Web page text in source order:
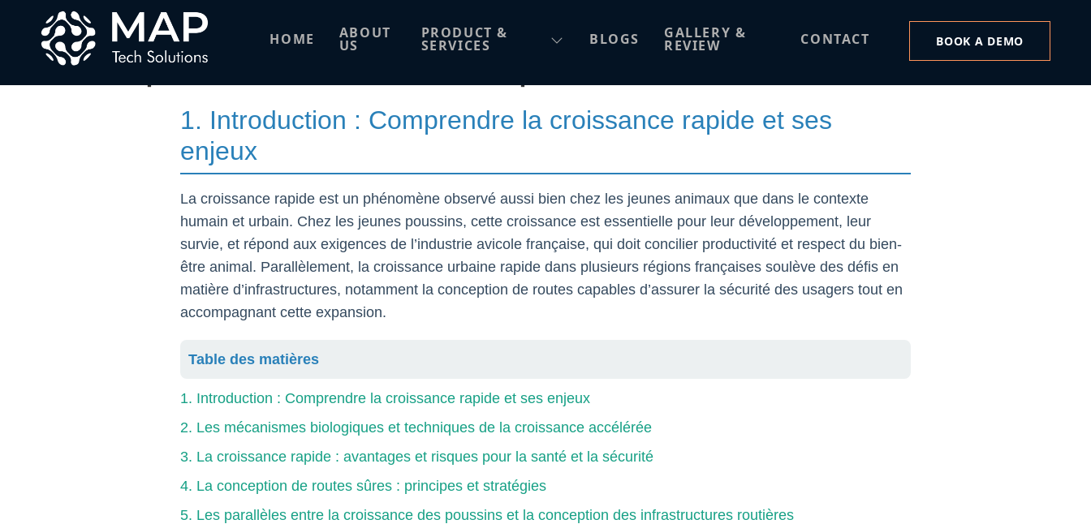
HOME ABOUT
US
PRODUCT &
SERVICES BLOGS GALLERY &
REVIEW CONTACT BOOK A DEMO
L’importance de la croissance rapide chez les poussins et
ses parallèles avec la conception de routes sûres
1. Introduction : Comprendre la croissance rapide et ses
enjeux
La croissance rapide est un phénomène observé aussi bien chez les jeunes animaux que dans le contexte
humain et urbain. Chez les jeunes poussins, cette croissance est essentielle pour leur développement, leur
survie, et répond aux exigences de l’industrie avicole française, qui doit concilier productivité et respect du bien-
être animal. Parallèlement, la croissance urbaine rapide dans plusieurs régions françaises soulève des défis en
matière d’infrastructures, notamment la conception de routes capables d’assurer la sécurité des usagers tout en
accompagnant cette expansion.
Table des matières
1. Introduction : Comprendre la croissance rapide et ses enjeux
2. Les mécanismes biologiques et techniques de la croissance accélérée
3. La croissance rapide : avantages et risques pour la santé et la sécurité
4. La conception de routes sûres : principes et stratégies
5. Les parallèles entre la croissance des poussins et la conception des infrastructures routières